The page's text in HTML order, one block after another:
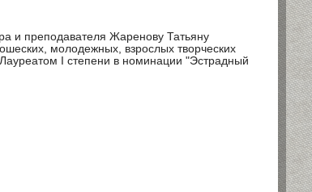
и преподавателя Жаренову Татьяну
молодежных, взрослых творческих
I степени в номинации "Эстрадный